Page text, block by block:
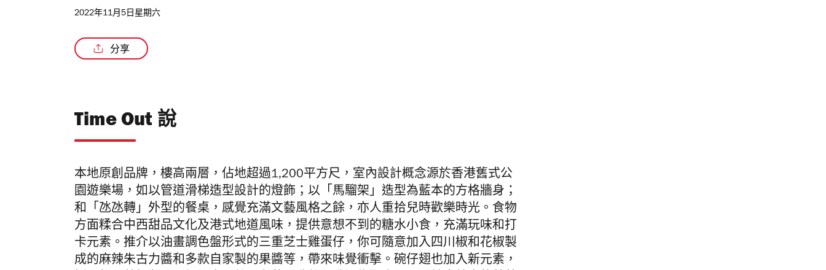
2022年11月5日星期六
分享
Time Out 說
本地原創品牌， 樓高兩層，佔地超過1,200平方尺， 室內設計概念源於香港舊式公
園遊樂場，如以管道滑梯造型設計的燈飾；以「馬騮架」造型為藍本的方格牆身；
和「氹氹轉」外型的餐桌，感覺充滿文藝風格之餘，亦人重拾兒時歡樂時光。食物
方面糅合中西甜品文化及港式地道風味，提供意想不到的糖水小食，充滿玩味和打
卡元素。推介以油畫調色盤形式的三重芝士雞蛋仔，你可隨意加入四川椒和花椒製
成的麻辣朱古力醬和多款自家製的果醬等， 帶來味覺衝擊。 碗仔翅也加入新元素，